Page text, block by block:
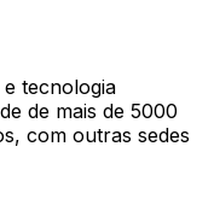
tecnologia
de mais de 5000
com outras sedes